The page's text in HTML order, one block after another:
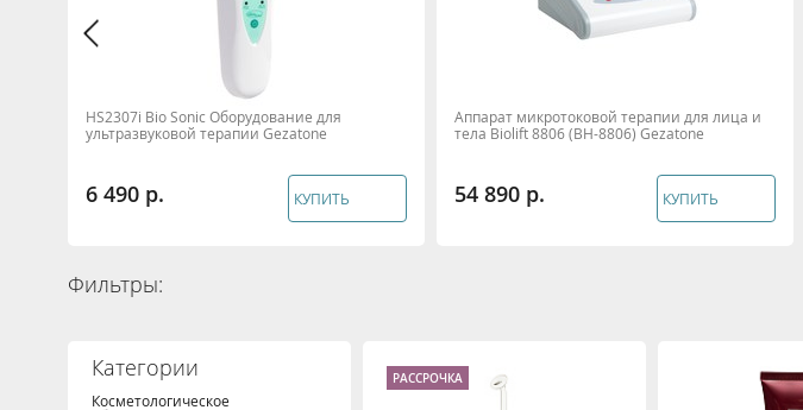
HS2307i Bio Sonic Оборудование для
ультразвуковой терапии Gezatone
6 490 КУПИТЬ
Аппарат микротоковой терапии для лица и
тела Biolift 8806 (BH-8806) Gezatone
54 890 КУПИТЬ
Фильтры:
Категории
Косметологическое
РАССРОЧКА